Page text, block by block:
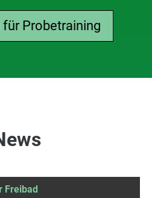
Probetraining
Freibad